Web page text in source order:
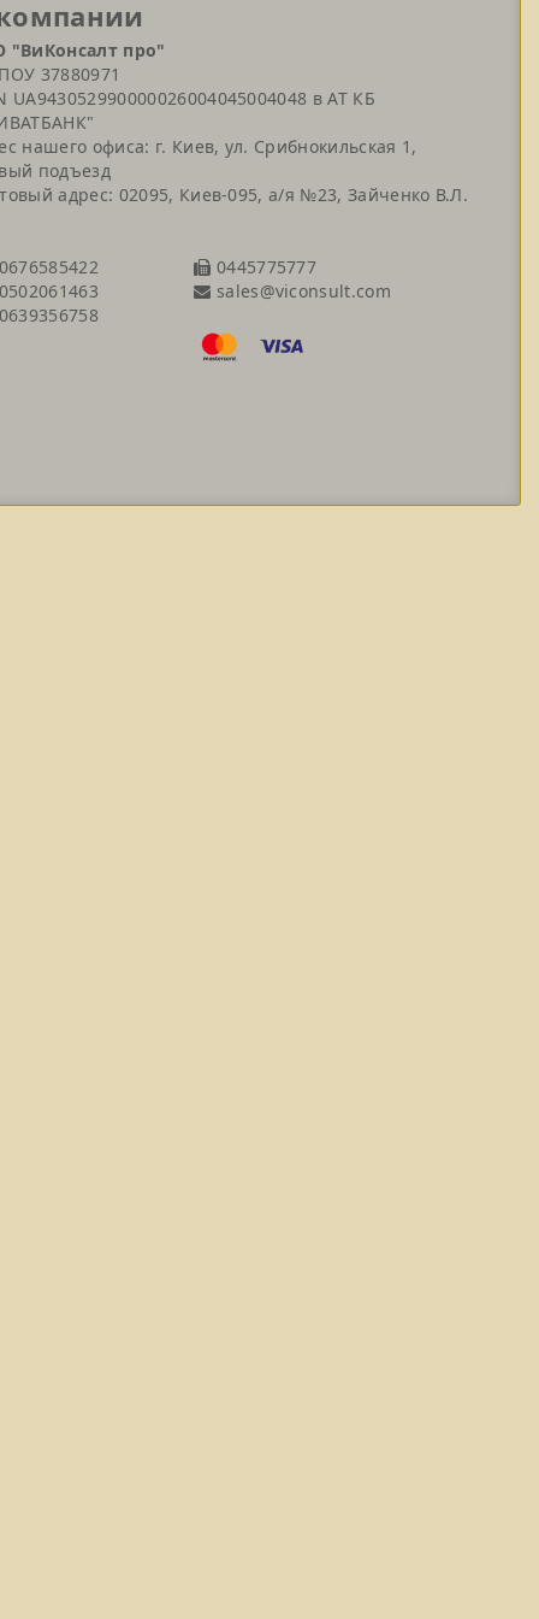
"ВиКонсалт про"
37880971
UA943052990000026004045004048 в АТ КБ
нашего офиса: г. Киев, ул. Срибнокильская 1,
подъезд
адрес: 02095, Киев-095, а/я №23, Зайченко В.Л.
0445775777
sales@viconsult.com